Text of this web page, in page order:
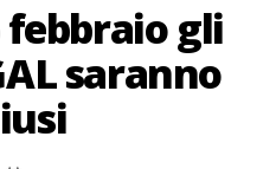
febbraio gli
saranno